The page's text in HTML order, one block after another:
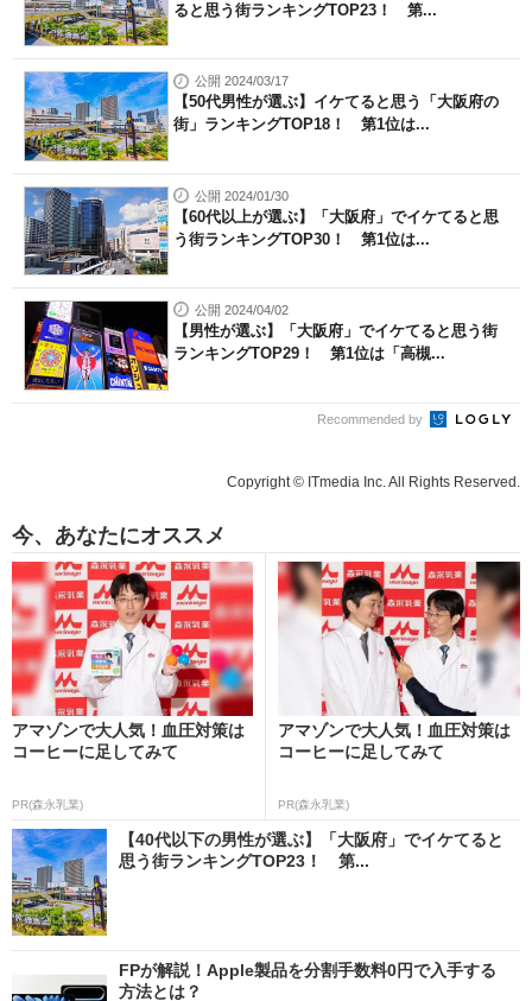
ると思う街ランキングTOP23！ 第...
公開 2024/03/17
【50代男性が選ぶ】イケてると思う「大阪府の
街」ランキングTOP18！ 第1位は...
公開 2024/01/30
【60代以上が選ぶ】「大阪府」でイケてると思
う街ランキングTOP30！ 第1位は...
公開 2024/04/02
【男性が選ぶ】「大阪府」でイケてると思う街
ランキングTOP29！ 第1位は「高槻...
Recommended by
Copyright © ITmedia Inc. All Rights Reserved.
今、あなたにオススメ
アマゾンで大人気！血圧対策は
コーヒーに足してみて
PR(森永乳業)
アマゾンで大人気！血圧対策は
コーヒーに足してみて
PR(森永乳業)
【40代以下の男性が選ぶ】「大阪府」でイケてると
思う街ランキングTOP23！ 第...
FPが解説！Apple製品を分割手数料0円で入手する
方法とは？